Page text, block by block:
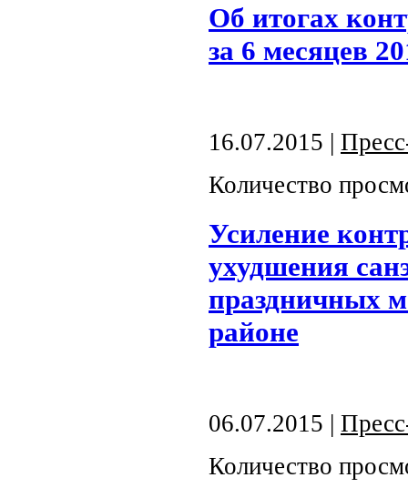
Об итогах
за 6 месяцев
16.07.2015 |
Количество
Усиление
ухудшения
праздничных
районе
06.07.2015 |
Количество